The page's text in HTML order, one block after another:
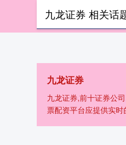
九龙证券
九龙证券,前十证券公
票配资平台应提供实
九龙证券 相关话